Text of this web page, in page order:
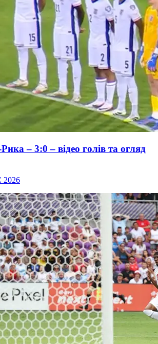
– 3:0 – відео голів та огляд
2026